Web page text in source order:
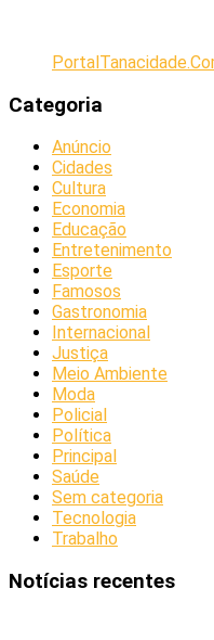
Categoria
Anúncio
Cidades
Cultura
Economia
Educação
Entretenimento
Esporte
Famosos
Gastronomia
Internacional
Justiça
Meio Ambiente
Moda
Policial
Política
Principal
Saúde
Sem categoria
Tecnologia
Trabalho
Notícias recentes